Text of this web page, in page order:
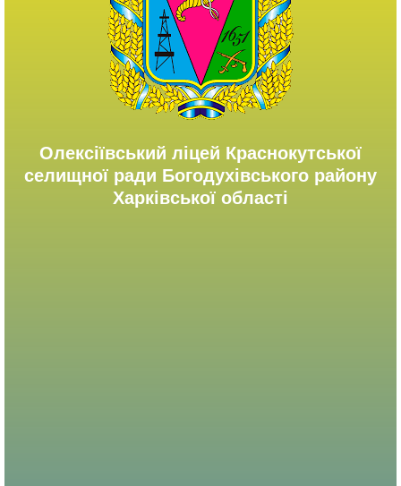
Олексіївський ліцей Краснокутської
селищної ради Богодухівського району
Харківської області